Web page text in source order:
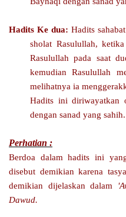
Hadits Ke dua: Hadits
sholat Rasulullah,
Rasulullah pada saat
kemudian Rasulullah
melihatnya ia
Hadits ini diriwayatkan
dengan sanad yang sahih.
Perhatian :
Berdoa dalam hadits ini
disebut demikian karena
demikian dijelaskan dalam
Dawud.